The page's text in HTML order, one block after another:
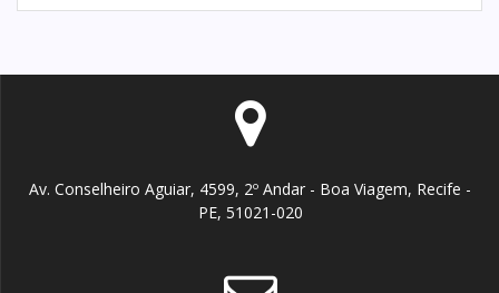
Av. Conselheiro Aguiar, 4599, 2º Andar - Boa Viagem, Recife -
PE, 51021-020